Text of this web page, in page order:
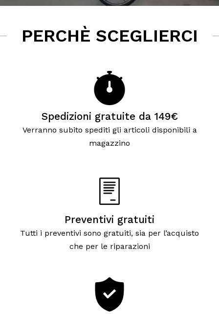
PERCHÈ SCEGLIERCI
Spedizioni gratuite da 149€
Verranno subito spediti gli articoli disponibili a
magazzino
Preventivi gratuiti
Tutti i preventivi sono gratuiti, sia per l’acquisto
che per le riparazioni